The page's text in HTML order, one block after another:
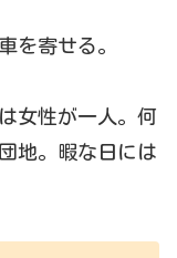
を寄せる。
女性が一人。何
地。暇な日には